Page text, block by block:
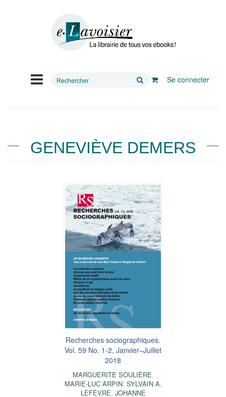
Rechercher
Se connecter
GENEVIÈVE DEMERS
Recherches sociographiques.
Vol. 59 No. 1-2, Janvier–Juillet
2018
MARGUERITE SOULIÈRE,
MARIE-LUC ARPIN, SYLVAIN A.
LEFÈVRE, JOHANNE